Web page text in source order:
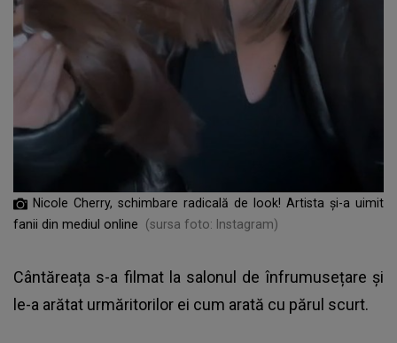
Nicole Cherry, schimbare radicală de look! Artista și-a uimit
fanii din mediul online
(sursa foto: Instagram)
Cântăreața s-a filmat la salonul de înfrumusețare și
le-a arătat urmăritorilor ei cum arată cu părul scurt.